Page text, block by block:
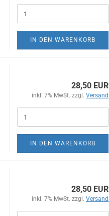
IN DEN WARENKORB
28,50 EUR
inkl. 7% MwSt. zzgl.Versand
IN DEN WARENKORB
28,50 EUR
inkl. 7% MwSt. zzgl.Versand